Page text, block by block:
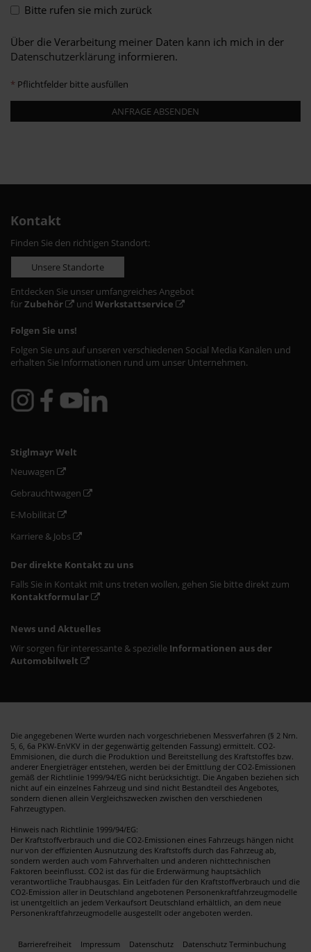
Bitte rufen sie mich zurück
Über die Verarbeitung meiner Daten kann ich mich in der
Datenschutzerklärung informieren.
* Pflichtfelder bitte ausfüllen
ANFRAGE ABSENDEN
Kontakt
Finden Sie den richtigen Standort:
Unsere Standorte
Entdecken Sie unser umfangreiches Angebot
fürZubehör und Werkstattservice
Folgen Sie uns!
Folgen Sie uns auf unseren verschiedenen Social Media Kanälen und
erhalten Sie Informationen rund um unser Unternehmen.
Stiglmayr Welt
Neuwagen
Gebrauchtwagen
E-Mobilität
Karriere & Jobs
Der direkte Kontakt zu uns
Falls Sie in Kontakt mit uns treten wollen, gehen Sie bitte direkt zum
Kontaktformular
News und Aktuelles
Wir sorgen für interessante & spezielle Informationen aus der
Automobilwelt
Die angegebenen Werte wurden nach vorgeschriebenen Messverfahren (§ 2 Nrn.
5, 6, 6a PKW-EnVKV in der gegenwärtig geltenden Fassung) ermittelt. CO2-
Emmisionen, die durch die Produktion und Bereitstellung des Kraftstoffes bzw.
anderer Energieträger entstehen, werden bei der Emittlung der CO2-Emissionen
gemäß der Richtlinie 1999/94/EG nicht berücksichtigt. Die Angaben beziehen sich
nicht auf ein einzelnes Fahrzeug und sind nicht Bestandteil des Angebotes,
sondern dienen allein Vergleichszwecken zwischen den verschiedenen
Fahrzeugtypen.
Hinweis nach Richtlinie 1999/94/EG:
Der Kraftstoffverbrauch und die CO2-Emissionen eines Fahrzeugs hängen nicht
nur von der effizienten Ausnutzung des Kraftstoffs durch das Fahrzeug ab,
sondern werden auch vom Fahrverhalten und anderen nichttechnischen
Faktoren beeinflusst. CO2 ist das für die Erderwärmung hauptsächlich
verantwortliche Traubhausgas. Ein Leitfaden für den Kraftstoffverbrauch und die
CO2-Emission aller in Deutschland angebotenen Personenkraftfahrzeugmodelle
ist unentgeltlich an jedem Verkaufsort Deutschland erhältlich, an dem neue
Personenkraftfahrzeugmodelle ausgestellt oder angeboten werden.
Barrierefreiheit Impressum Datenschutz
Datenschutz Terminbuchung